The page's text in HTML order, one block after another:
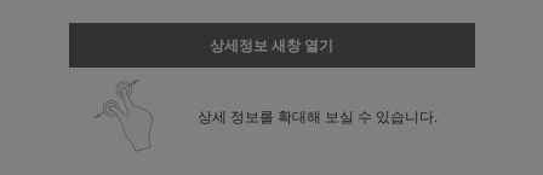
상세정보 새창 열기
상세 정보를 확대해 보실 수 있습니다.